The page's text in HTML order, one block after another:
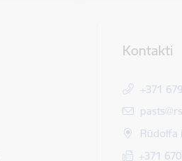
Kontakti
+371
E-pasts:
Rūdolfa
+371